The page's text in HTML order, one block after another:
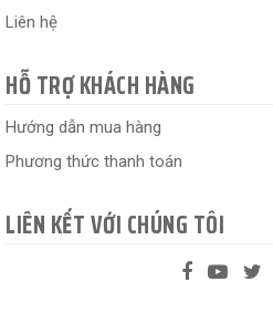
Liên hệ
HỖ TRỢ KHÁCH HÀNG
Hướng dẫn mua hàng
Phương thức thanh toán
LIÊN KẾT VỚI CHÚNG TÔI